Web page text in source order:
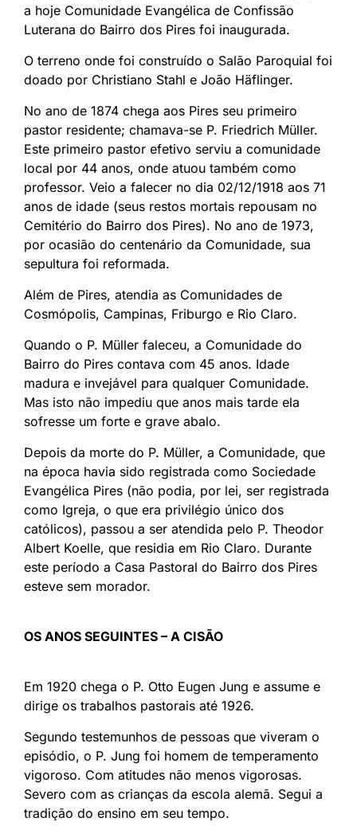
a hoje Comunidade Evangélica de Confissão
Luterana do Bairro dos Pires foi inaugurada.
O terreno onde foi construído o Salão Paroquial foi
doado por Christiano Stahl e João Häflinger.
No ano de 1874 chega aos Pires seu primeiro
pastor residente; chamava-se P. Friedrich Müller.
Este primeiro pastor efetivo serviu a comunidade
local por 44 anos, onde atuou também como
professor. Veio a falecer no dia 02/12/1918 aos 71
anos de idade (seus restos mortais repousam no
Cemitério do Bairro dos Pires). No ano de 1973,
por ocasião do centenário da Comunidade, sua
sepultura foi reformada.
Além de Pires, atendia as Comunidades de
Cosmópolis, Campinas, Friburgo e Rio Claro.
Quando o P. Müller faleceu, a Comunidade do
Bairro do Pires contava com 45 anos. Idade
madura e invejável para qualquer Comunidade.
Mas isto não impediu que anos mais tarde ela
sofresse um forte e grave abalo.
Depois da morte do P. Müller, a Comunidade, que
na época havia sido registrada como Sociedade
Evangélica Pires (não podia, por lei, ser registrada
como Igreja, o que era privilégio único dos
católicos), passou a ser atendida pelo P. Theodor
Albert Koelle, que residia em Rio Claro. Durante
este período a Casa Pastoral do Bairro dos Pires
esteve sem morador.
OS ANOS SEGUINTES – A CISÃO
Em 1920 chega o P. Otto Eugen Jung e assume e
dirige os trabalhos pastorais até 1926.
Segundo testemunhos de pessoas que viveram o
episódio, o P. Jung foi homem de temperamento
vigoroso. Com atitudes não menos vigorosas.
Severo com as crianças da escola alemã. Segui a
tradição do ensino em seu tempo.